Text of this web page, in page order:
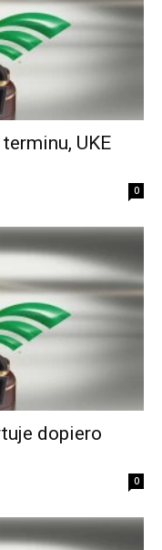
UKE
0
dopiero
0